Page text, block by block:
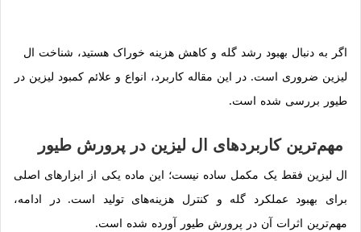
اگر به دنبال بهبود رشد گله و کاهش هزینه خوراک هستید، شناخت ال
لیزین ضروری است. در این مقاله کاربرد، انواع و علائم کمبود لیزین در
طیور بررسی شده است.
مهم‌ترین کاربردهای ال لیزین در پرورش طیور
ال لیزین فقط یک مکمل ساده نیست؛ این ماده یکی از ابزارهای اصلی
برای بهبود عملکرد گله و کنترل هزینه‌های تولید است. در ادامه،
مهم‌ترین اثرات آن در پرورش طیور آورده شده است.